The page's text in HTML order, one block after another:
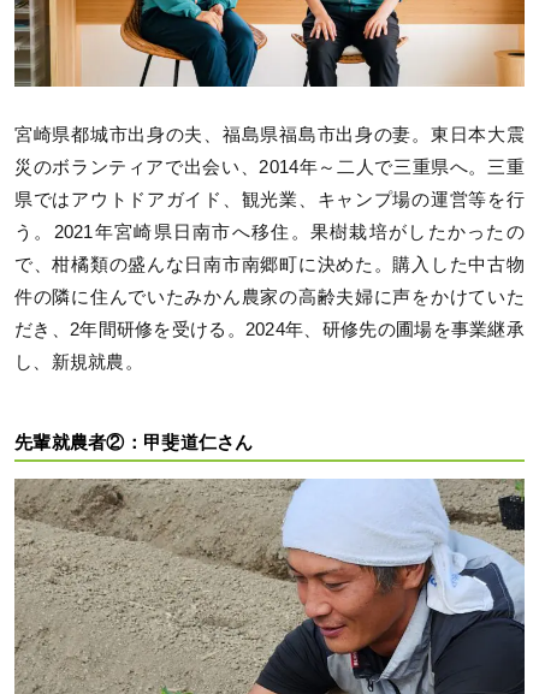
宮崎県都城市出身の夫、福島県福島市出身の妻。東日本大震
災のボランティアで出会い、2014年～二人で三重県へ。三重
県ではアウトドアガイド、観光業、キャンプ場の運営等を行
う。2021年宮崎県日南市へ移住。果樹栽培がしたかったの
で、柑橘類の盛んな日南市南郷町に決めた。購入した中古物
件の隣に住んでいたみかん農家の高齢夫婦に声をかけていた
だき、2年間研修を受ける。2024年、研修先の圃場を事業継承
し、新規就農。
先輩就農者②：甲斐道仁さん